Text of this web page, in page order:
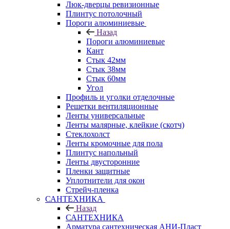
Люк-дверцы ревизионные
Плинтус потолочный
Пороги алюминиевые
Назад
Пороги алюминиевые
Кант
Стык 42мм
Стык 38мм
Стык 60мм
Угол
Профиль и уголки отделочные
Решетки вентиляционные
Ленты универсальные
Ленты малярные, клейкие (скотч)
Стеклохолст
Ленты кромочные для пола
Плинтус напольный
Ленты двусторонние
Пленки защитные
Уплотнители для окон
Стрейч-пленка
САНТЕХНИКА
Назад
САНТЕХНИКА
Арматура сантехническая АНИ-Пласт